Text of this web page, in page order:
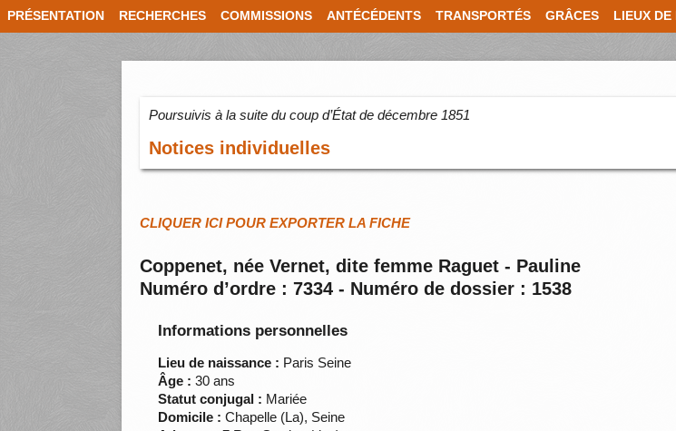
PRÉSENTATION RECHERCHES COMMISSIONS ANTÉCÉDENTS TRANSPORTÉS GRÂCES LIEUX
Poursuivis à la suite du coup d’État de décembre 1851
Notices individuelles
CLIQUER ICI POUR EXPORTER LA FICHE
Coppenet, née Vernet, dite femme Raguet - Pauline
Numéro d’ordre : 7334 - Numéro de dossier : 1538
Informations personnelles
Lieu de naissance : Paris Seine
Âge : 30 ans
Statut conjugal : Mariée
Domicile : Chapelle (La), Seine